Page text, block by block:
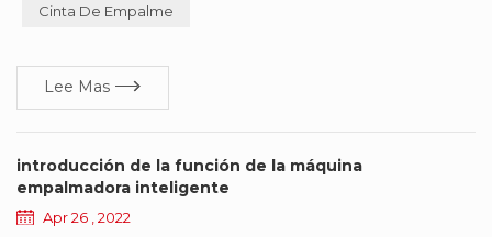
seis tipos de formas de daño comunes, y presenta sugerencias
Cinta De Empalme
Lee Mas
introducción de la función de la máquina
empalmadora inteligente
Apr 26 , 2022